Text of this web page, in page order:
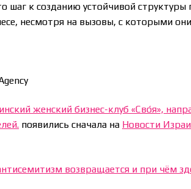
шаг к созданию устойчивой
несмотря на вызовы, с которыми
женский бизнес-клуб «Сво́я»,
появились сначала на Новости
возвращается и при чём